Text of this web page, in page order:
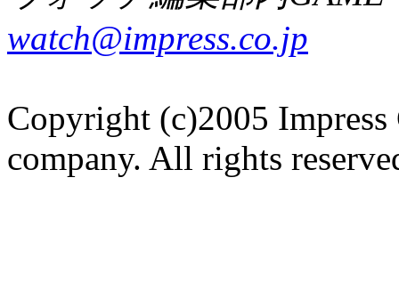
watch@impress.co.jp
Copyright (c)2005
company. All rights